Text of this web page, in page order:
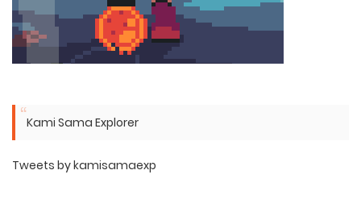
Kami Sama Explorer
Tweets by kamisamaexp